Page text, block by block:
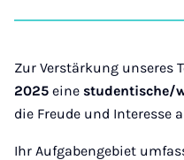
Zur Verstärkung unseres
2025 eine studentische/
die Freude und Interesse
Ihr Aufgabengebiet